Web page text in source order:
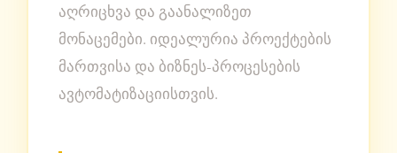
აღრიცხვა და გაანალიზეთ
მონაცემები. იდეალურია პროექტების
მართვისა და ბიზნეს-პროცესების
ავტომატიზაციისთვის.